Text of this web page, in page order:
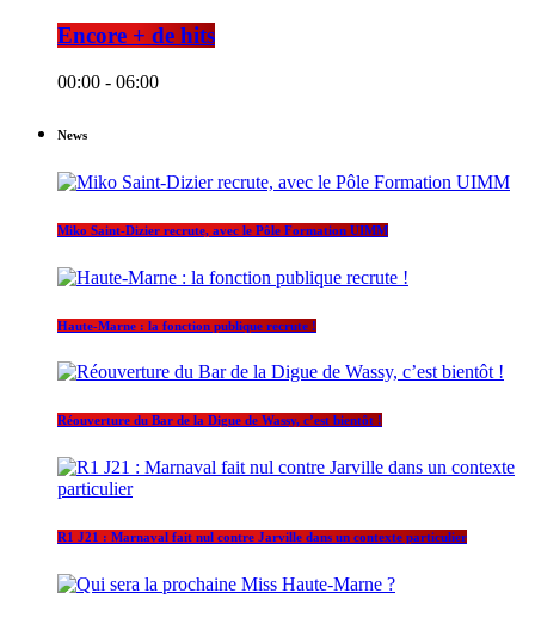
Encore + de hits
00:00 - 06:00
News
Miko Saint-Dizier recrute, avec le Pôle Formation UIMM
Haute-Marne : la fonction publique recrute !
Réouverture du Bar de la Digue de Wassy, c’est bientôt !
R1 J21 : Marnaval fait nul contre Jarville dans un contexte particulier